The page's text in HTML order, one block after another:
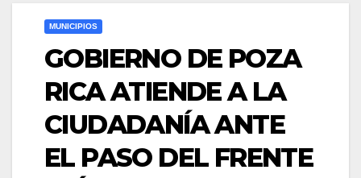
MUNICIPIOS
GOBIERNO DE POZA
RICA ATIENDE A LA
CIUDADANÍA ANTE
EL PASO DEL FRENTE